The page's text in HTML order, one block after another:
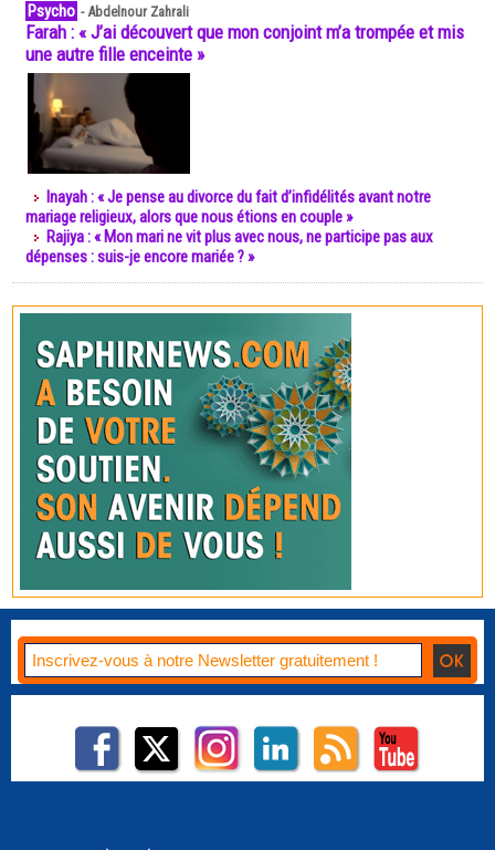
Psycho -Abdelnour Zahrali
Farah : « J’ai découvert que mon conjoint m’a trompée et mis
une autre fille enceinte »
Inayah : « Je pense au divorce du fait d’infidélités avant notre
mariage religieux, alors que nous étions en couple »
Rajiya : « Mon mari ne vit plus avec nous, ne participe pas aux
dépenses : suis-je encore mariée ? »